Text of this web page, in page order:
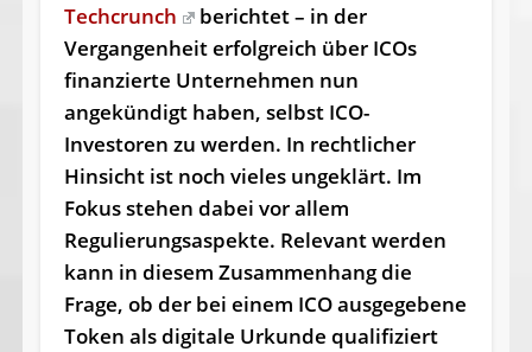
Techcrunch
berichtet – in der
Vergangenheit erfolgreich über ICOs
finanzierte Unternehmen nun
angekündigt haben, selbst ICO-
Investoren zu werden. In rechtlicher
Hinsicht ist noch vieles ungeklärt. Im
Fokus stehen dabei vor allem
Regulierungsaspekte. Relevant werden
kann in diesem Zusammenhang die
Frage, ob der bei einem ICO ausgegebene
Token als digitale Urkunde qualifiziert